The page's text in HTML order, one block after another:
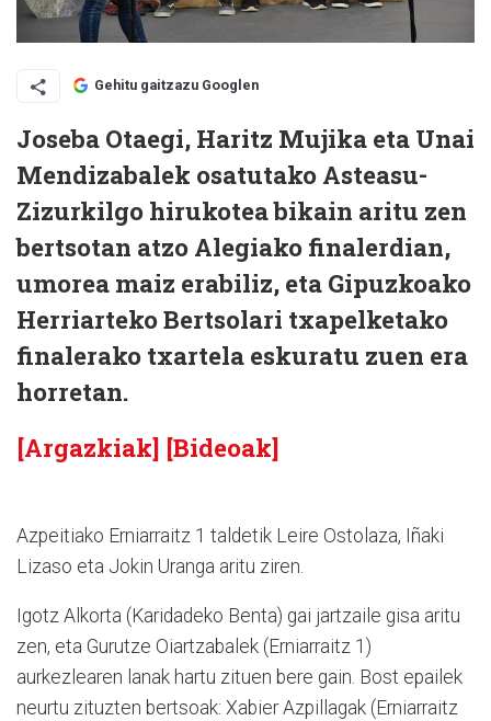
Gehitu gaitzazu Googlen
Joseba Otaegi, Haritz Mujika eta Unai
Mendizabalek osatutako Asteasu-
Zizurkilgo hirukotea bikain aritu zen
bertsotan atzo Alegiako finalerdian,
umorea maiz erabiliz, eta Gipuzkoako
Herriarteko Bertsolari txapelketako
finalerako txartela eskuratu zuen era
horretan.
[Argazkiak] [Bideoak]
Azpeitiako Erniarraitz 1 taldetik Leire Ostolaza, Iñaki
Lizaso eta Jokin Uranga aritu ziren.
Igotz Alkorta (Karidadeko Benta) gai jartzaile gisa aritu
zen, eta Gurutze Oiartzabalek (Erniarraitz 1)
aurkezlearen lanak hartu zituen bere gain. Bost epailek
neurtu zituzten bertsoak: Xabier Azpillagak (Erniarraitz